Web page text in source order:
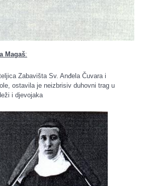
Magaš:
Zabavišta Sv. Anđela Čuvara i
ostavila je neizbrisiv duhovni trag u
i djevojaka